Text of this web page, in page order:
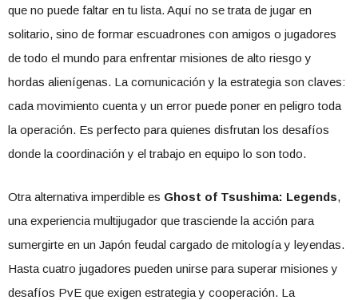
que no puede faltar en tu lista. Aquí no se trata de jugar en
solitario, sino de formar escuadrones con amigos o jugadores
de todo el mundo para enfrentar misiones de alto riesgo y
hordas alienígenas. La comunicación y la estrategia son claves:
cada movimiento cuenta y un error puede poner en peligro toda
la operación. Es perfecto para quienes disfrutan los desafíos
donde la coordinación y el trabajo en equipo lo son todo.
Otra alternativa imperdible es Ghost of Tsushima: Legends,
una experiencia multijugador que trasciende la acción para
sumergirte en un Japón feudal cargado de mitología y leyendas.
Hasta cuatro jugadores pueden unirse para superar misiones y
desafíos PvE que exigen estrategia y cooperación. La